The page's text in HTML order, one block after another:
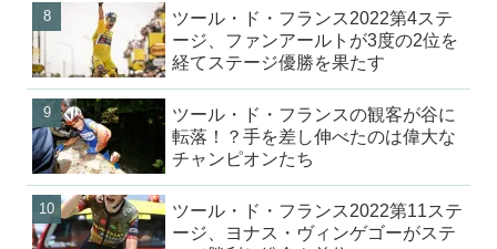
ツール・ド・フランス2022第4ステ
ージ、ファンアールトが3度の2位を
経てステージ優勝を果たす
ツール・ド・フランスの観客が谷に
転落！？手を差し伸べたのは偉大な
チャンピオンたち
ツール・ド・フランス2022第11ステ
ージ、ヨナス・ヴィンゲゴーがステ